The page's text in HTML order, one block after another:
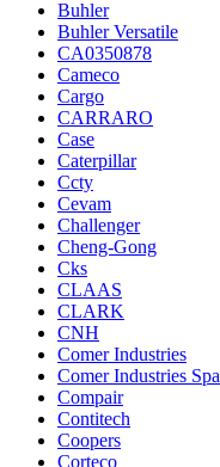
Buhler
Buhler Versatile
CA0350878
Cameco
Cargo
CARRARO
Case
Caterpillar
Ccty
Cevam
Challenger
Cheng-Gong
Cks
CLAAS
CLARK
CNH
Comer Industries
Comer Industries Spa
Compair
Contitech
Coopers
Corteco